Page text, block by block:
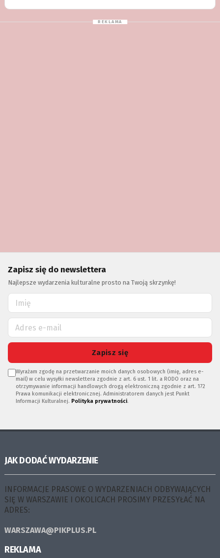
Zapisz się do newslettera
Najlepsze wydarzenia kulturalne prosto na Twoją skrzynkę!
Zapisz się
Wyrażam zgodę na przetwarzanie moich danych osobowych (imię, adres e-
mail) w celu wysyłki newslettera zgodnie z art. 6 ust. 1 lit. a RODO oraz na
otrzymywanie informacji handlowych drogą elektroniczną zgodnie z art. 172
Prawa komunikacji elektronicznej. Administratorem danych jest Punkt
Informacji Kulturalnej. Polityka prywatności.
JAK DODAĆ WYDARZENIE
INFORMACJE PRASOWE O WYDARZENIACH ODBYWAJĄCYCH
SIĘ W WARSZAWIE I OKOLICACH PROSIMY PRZESYŁAĆ NA
ADRES:
WARSZAWA@PIKPLUS.PL
REKLAMA